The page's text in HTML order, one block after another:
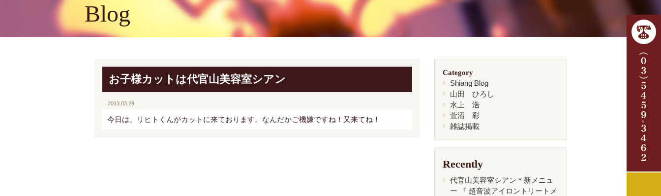
Blog
お子様カットは代官山美容室シアン
2013.03.29
今日は、リヒトくんがカットに来ております。なんだかご機嫌ですね！又来てね！
Category
Shiang Blog
山田 ひろし
水上 浩
萱沼 彩
雑誌掲載
Recently
代官山美容室シアン＊新メニュ
ー 『 超音波アイロントリートメ